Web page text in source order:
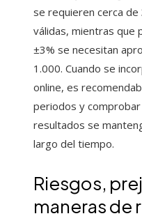
se requieren cerca
válidas, mientras que
±3% se necesitan
1.000. Cuando se
online, es
periodos y
resultados se
largo del tiempo.
Riesgos,
maneras de